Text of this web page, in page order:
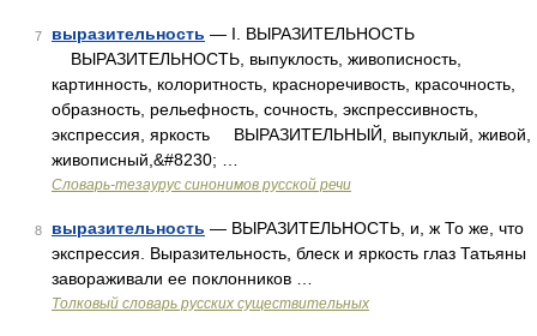
7 выразительность — I. ВЫРАЗИТЕЛЬНОСТЬ
ВЫРАЗИТЕЛЬНОСТЬ, выпуклость, живописность,
картинность, колоритность, красноречивость, красочность,
образность, рельефность, сочность, экспрессивность,
экспрессия, яркость ВЫРАЗИТЕЛЬНЫЙ, выпуклый, живой,
живописный,&#8230; …
Словарь-тезаурус синонимов русской речи
8 выразительность — ВЫРАЗИТЕЛЬНОСТЬ, и, ж То же, что
экспрессия. Выразительность, блеск и яркость глаз Татьяны
завораживали ее поклонников …
Толковый словарь русских существительных